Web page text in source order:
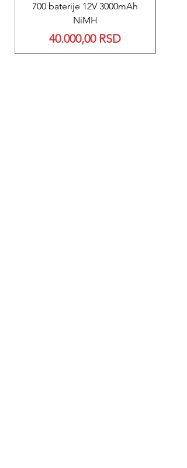
700 baterije 12V 3000mAh
NiMH
Price
40.000,00 RSD